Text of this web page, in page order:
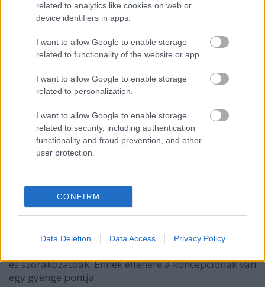
related to analytics like cookies on web or
device identifiers in apps.
I want to allow Google to enable storage
related to functionality of the website or app.
I want to allow Google to enable storage
related to personalization.
I want to allow Google to enable storage
related to security, including authentication
functionality and fraud prevention, and other
user protection.
CONFIRM
Data Deletion Data Access Privacy Policy
A hozzászóláshoz be kell lépned!
VAGY
Király Rák
és szórakozatóak. Ennek ellenére a koncepciónak van
egy gyenge pontja: